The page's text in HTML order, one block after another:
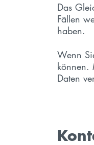
Das
Fällen
haben.
Wenn
können.
Daten